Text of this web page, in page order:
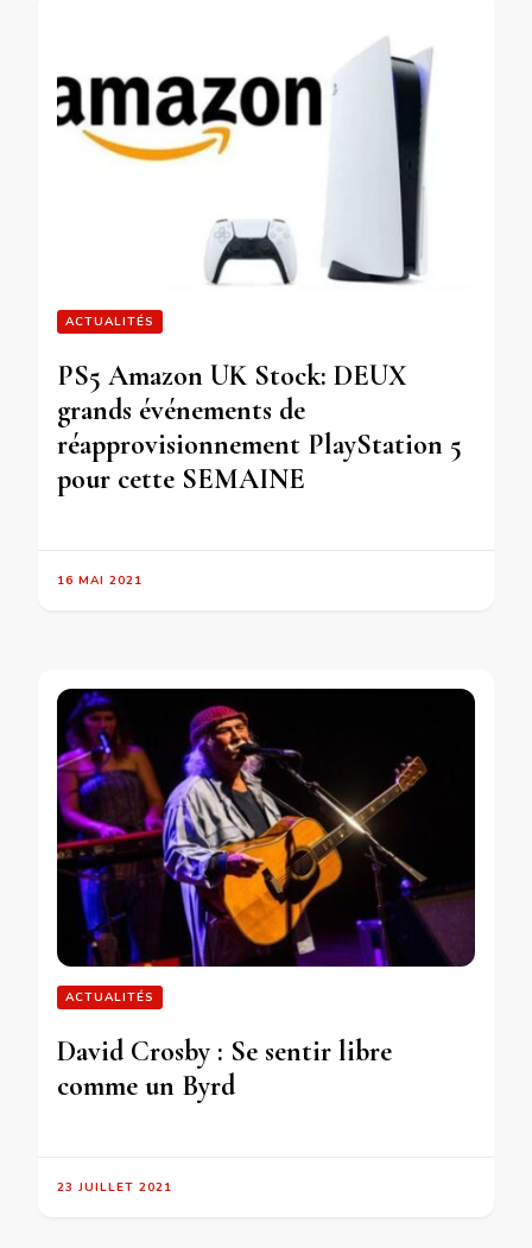
ACTUALITÉS
PS5 Amazon UK Stock: DEUX
grands événements de
réapprovisionnement PlayStation 5
pour cette SEMAINE
16 MAI 2021
ACTUALITÉS
David Crosby : Se sentir libre
comme un Byrd
23 JUILLET 2021